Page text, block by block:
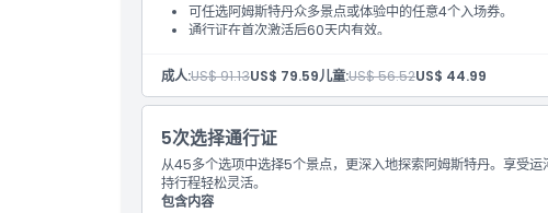
可任选阿姆斯特丹众多景点或体验中的任意4个入场券。
通行证在首次激活后60天内有效。
成人:US$ 91.13US$ 79.59儿童:US$ 56.52US$ 44.99
5次选择通行证
从45多个选项中选择5个景点，更深入地探索阿姆斯特丹。享受
持行程轻松灵活。
包含内容